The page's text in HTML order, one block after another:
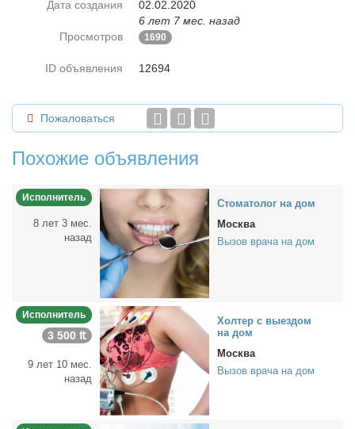
Дата создания
02.02.2020
6 лет 7 мес. назад
Просмотров
1690
ID объявления 12694
Пожаловаться
Похожие объявления
Исполнитель
8 лет 3 мес.
назад
Сто­ма­то­лог на дом
Москва
Вызов врача на дом
Исполнитель
3 500 ₶
9 лет 10 мес.
назад
Хол­тер с вы­ез­дом
на дом
Москва
Вызов врача на дом